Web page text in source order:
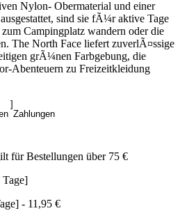
Nylon- Obermaterial und einer
sind sie fÃ¼r aktive Tage
Campingplatz wandern oder die
The North Face liefert zuverlÃ¤ssige
grÃ¼nen Farbgebung, die
Abenteuern zu Freizeitkleidung
Zahlungen
für Bestellungen über 75 €
Tage]
- 11,95 €